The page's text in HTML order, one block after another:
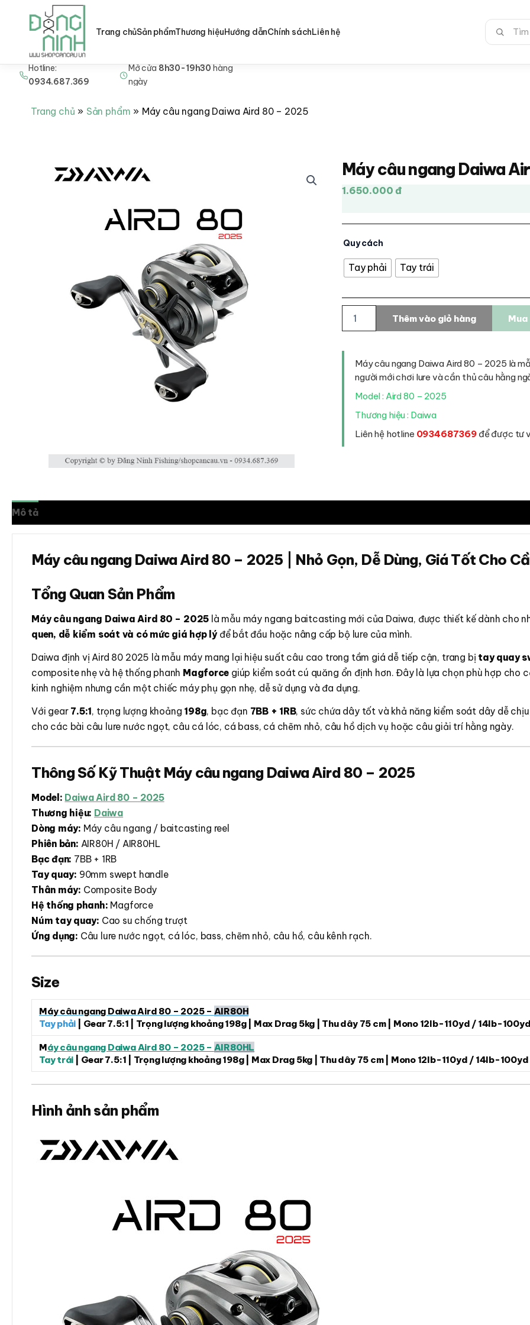
Nhảy Hotline:
0934.687.369
Mở cửa8h30-19h30hàng
ngày
Trang chủSản phẩmThương hiệuHướng dẫnChính sáchLiên hệ
Tìm
kiếm:
Trang chủ Sản phẩm Máy câu ngang Daiwa Aird 80 – 2025
Máy câu ngang Daiwa
1.650.000 đ
Quy cách
Tay phải Tay trái
câu
ngang
Aird
2025
lượng
Thêm vào giỏ hàng Mua
Máy câu ngang Daiwa Aird 80 – 2025 là
người mới chơi lure và cần thủ câu hằng
Model : Aird 80 – 2025
Thương hiệu : Daiwa
Liên hệ hotline 0934687369để được tư
Mô tả
Máy câu ngang Daiwa Aird 80 – 2025 | Nhỏ Gọn, Dễ Dùng, Giá Tốt Cho
Tổng Quan Sản Phẩm
Máy câu ngang Daiwa Aird 80 – 2025 là mẫu máy ngang baitcasting mới của Daiwa, được thiết kế dành cho
quen, dễ kiểm soát và có mức giá hợp lýđể bắt đầu hoặc nâng cấp bộ lure của mình.
Daiwa định vị Aird 80 2025 là mẫu máy mang lại hiệu suất câu cao trong tầm giá dễ tiếp cận, trang bị tay quay
composite nhẹ và hệ thống phanh Magforce giúp kiểm soát cú quăng ổn định hơn. Đây là lựa chọn phù hợp
kinh nghiệm nhưng cần một chiếc máy phụ gọn nhẹ, dễ sử dụng và đa dụng.
Với gear 7.5:1, trọng lượng khoảng 198g, bạc đạn 7BB + 1RB, sức chứa dây tốt và khả năng kiểm soát dây dễ
cho các bài câu lure nước ngọt, câu cá lóc, cá bass, cá chẽm nhỏ, câu hồ dịch vụ hoặc câu giải trí hằng ngày.
Thông Số Kỹ Thuật Máy câu ngang Daiwa Aird 80 – 2025
Model: Daiwa Aird 80 – 2025
Thương hiệu: Daiwa
Dòng máy: Máy câu ngang / baitcasting reel
Phiên bản: AIR80H / AIR80HL
Bạc đạn: 7BB + 1RB
Tay quay: 90mm swept handle
Thân máy: Composite Body
Hệ thống phanh: Magforce
Núm tay quay: Cao su chống trượt
Ứng dụng: Câu lure nước ngọt, cá lóc, bass, chẽm nhỏ, câu hồ, câu kênh rạch.
Size
Máy câu ngang Daiwa Aird 80 – 2025 – AIR80H
Tay phải | Gear 7.5:1 | Trọng lượng khoảng 198g | Max Drag 5kg | Thu dây 75 cm | Mono 12lb-110yd / 14lb-
Máy câu ngang Daiwa Aird 80 – 2025 – AIR80HL
Tay trái | Gear 7.5:1 | Trọng lượng khoảng 198g | Max Drag 5kg | Thu dây 75 cm | Mono 12lb-110yd / 14lb-100yd
Hình ảnh sản phẩm